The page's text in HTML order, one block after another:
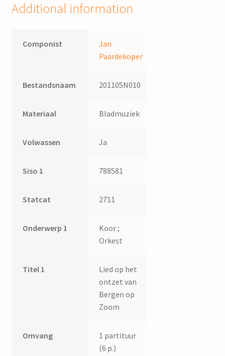
J.
Additional information
Componist
Jan
Paardekoper
Bestandsnaam 201105N010
Materiaal Bladmuziek
Volwassen Ja
Siso 1 788581
Statcat 2711
Onderwerp 1
Koor ;
Orkest
Titel 1
Lied op het
ontzet van
Bergen op
Zoom
Omvang
1 partituur
(6 p.)